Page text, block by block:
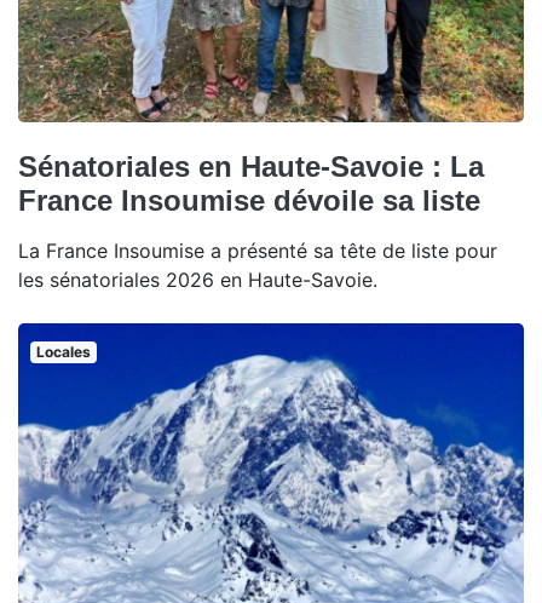
Sénatoriales en Haute-Savoie : La
France Insoumise dévoile sa liste
La France Insoumise a présenté sa tête de liste pour
les sénatoriales 2026 en Haute-Savoie.
Locales